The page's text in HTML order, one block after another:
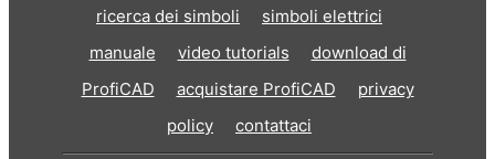
ricerca dei simboli
simboli elettrici
manuale
video tutorials
download di
ProfiCAD
acquistare ProfiCAD
privacy
policy
contattaci